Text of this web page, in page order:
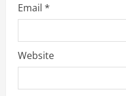
Email *
Website